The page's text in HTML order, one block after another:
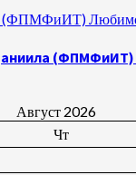
(ФПМФиИТ)
Август 2026
Чт